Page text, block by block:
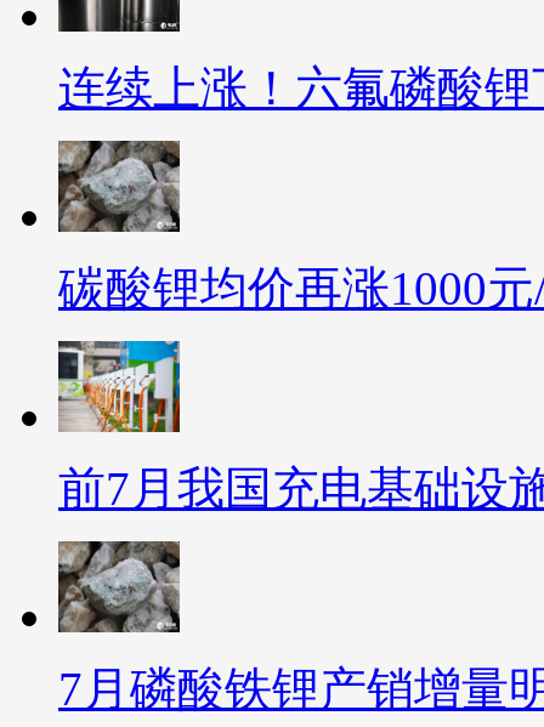
连续上涨！六氟磷酸
碳酸锂均价再涨1000
前7月我国充电基础设
7月磷酸铁锂产销增量